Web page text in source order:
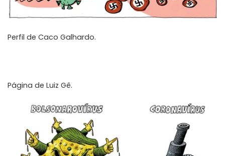
Perfil de Caco Galhardo.
Página de Luiz Gê.